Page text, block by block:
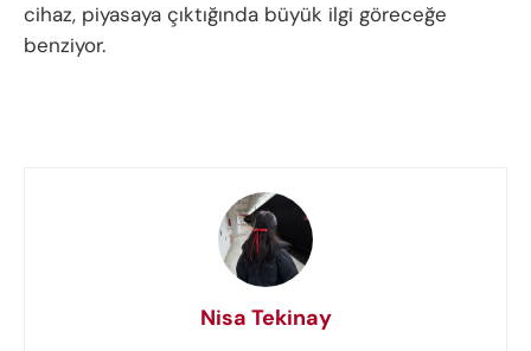
cihaz, piyasaya çıktığında büyük ilgi göreceğe
benziyor.
Nisa Tekinay